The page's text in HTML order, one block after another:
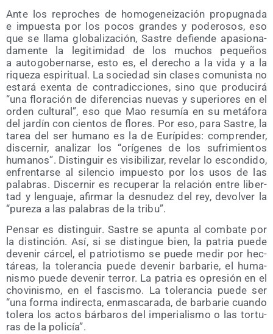
Ante los repro­ches de homo­ge­nei­za­ción pro­pug­na­da
e impues­ta por los pocos gran­des y pode­ro­sos, eso
que se lla­ma glo­ba­li­za­ción, Sas­tre defien­de apa­sio­na­
da­men­te la legi­ti­mi­dad de los muchos peque­ños
a auto­go­ber­nar­se, esto es, el dere­cho a la vida y a la
rique­za espi­ri­tual. La socie­dad sin cla­ses comu­nis­ta no
esta­rá exen­ta de con­tra­dic­cio­nes, sino que pro­du­ci­rá
“una flo­ra­ción de dife­ren­cias nue­vas y supe­rio­res en el
orden cul­tu­ral”, eso que Mao resu­mía en su metá­fo­ra
del jar­dín con cien­tos de flo­res. Por eso, para Sas­tre, la
tarea del ser humano es la de Eurí­pi­des: com­pren­der,
dis­cer­nir, ana­li­zar los “orí­ge­nes de los sufri­mien­tos
huma­nos”. Dis­tin­guir es visi­bi­li­zar, reve­lar lo escon­di­do,
enfren­tar­se al silen­cio impues­to por los usos de las
pala­bras. Dis­cer­nir es recu­pe­rar la rela­ción entre liber­
tad y len­gua­je, afir­mar la des­nu­dez del rey, devol­ver la
“pure­za a las pala­bras de la tribu”.
Pen­sar es dis­tin­guir. Sas­tre se apun­ta al com­ba­te por
la dis­tin­ción. Así, si se dis­tin­gue bien, la patria pue­de
deve­nir cár­cel, el patrio­tis­mo se pue­de medir por hec­
tá­reas, la tole­ran­cia pue­de deve­nir bar­ba­rie, el huma­
nis­mo pue­de deve­nir terror. La patria es opre­sión en el
cho­vi­nis­mo, en el fas­cis­mo. La tole­ran­cia pue­de ser
“una for­ma indi­rec­ta, enmas­ca­ra­da, de bar­ba­rie cuan­do
tole­ra los actos bár­ba­ros del impe­ria­lis­mo o las tor­tu­
ras de la policía”.